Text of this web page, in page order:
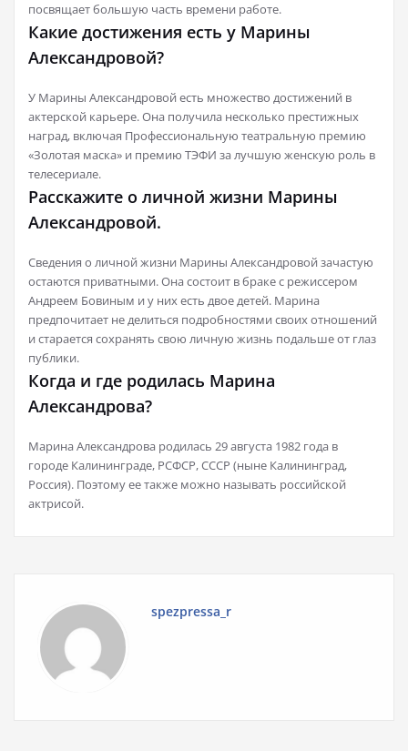
посвящает большую часть времени работе.
Какие достижения есть у Марины
Александровой?
У Марины Александровой есть множество достижений в
актерской карьере. Она получила несколько престижных
наград, включая Профессиональную театральную премию
«Золотая маска» и премию ТЭФИ за лучшую женскую роль в
телесериале.
Расскажите о личной жизни Марины
Александровой.
Сведения о личной жизни Марины Александровой зачастую
остаются приватными. Она состоит в браке с режиссером
Андреем Бовиным и у них есть двое детей. Марина
предпочитает не делиться подробностями своих отношений
и старается сохранять свою личную жизнь подальше от глаз
публики.
Когда и где родилась Марина
Александрова?
Марина Александрова родилась 29 августа 1982 года в
городе Калининграде, РСФСР, СССР (ныне Калининград,
Россия). Поэтому ее также можно называть российской
актрисой.
spezpressa_r